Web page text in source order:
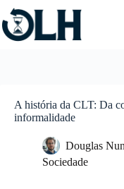
Pular
para
o
conteúdo
A história da CLT: Da
informalidade
Douglas
Sociedade